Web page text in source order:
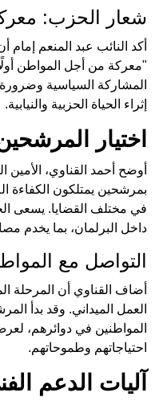
شعار الحزب:
أكد النائب عبد المنعم
"معركة من أجل المواطن
المشاركة السياسية
إثراء الحياة الحزبية والنيابية.
اختيار
أوضح أحمد القناوي، الأمين
بمرشحين يمتلكون الكفاءة
في مختلف القضايا. يسعى
داخل البرلمان، بما يخدم
التواصل مع
أضاف القناوي أن المرحلة
العمل الميداني. وقد بدأ
المواطنين في دوائرهم،
احتياجاتهم وطموحاتهم.
آليات الدعم